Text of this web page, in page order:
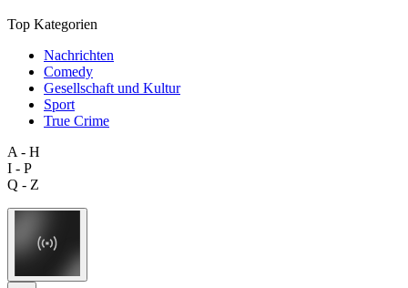
Top Kategorien
Nachrichten
Comedy
Gesellschaft und Kultur
Sport
True Crime
A - H
I - P
Q - Z